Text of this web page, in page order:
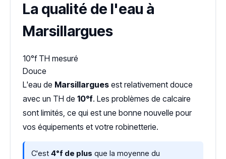
La qualité de l'eau à
Marsillargues
10°f TH mesuré
Douce
L'eau de Marsillargues est relativement douce
avec un TH de 10°f. Les problèmes de calcaire
sont limités, ce qui est une bonne nouvelle pour
vos équipements et votre robinetterie.
C'est 4°f de plus que la moyenne du